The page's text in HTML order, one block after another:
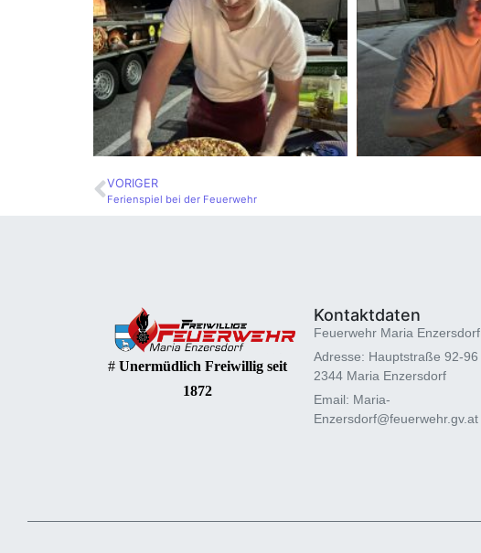
VORIGER
Ferienspiel bei der Feuerwehr
# Unermüdlich Freiwillig seit
1872
Kontaktdaten
Feuerwehr Maria Enzersdorf
Adresse: Hauptstraße 92-96
2344 Maria Enzersdorf
Email: Maria-
Enzersdorf@feuerwehr.gv.at